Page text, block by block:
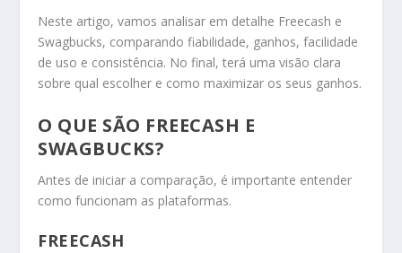
Neste artigo, vamos analisar em detalhe Freecash e
Swagbucks, comparando fiabilidade, ganhos, facilidade
de uso e consistência. No final, terá uma visão clara
sobre qual escolher e como maximizar os seus ganhos.
O QUE SÃO FREECASH E
SWAGBUCKS?
Antes de iniciar a comparação, é importante entender
como funcionam as plataformas.
FREECASH